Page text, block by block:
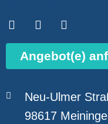
Angebot(e)
Neu-Ulmer
98617